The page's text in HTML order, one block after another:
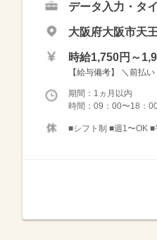
データ入力・タ
大阪府大阪市天
時給1,750円～
【給与備考】 ＼前払
期間：1ヵ月以内
時間：09：00〜18：
■シフト制 ■週1〜OK